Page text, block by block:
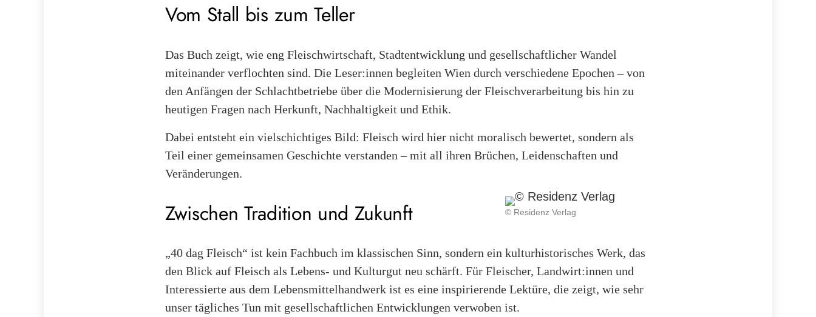
Vom Stall bis zum Teller
Das Buch zeigt, wie eng Fleischwirtschaft, Stadtentwicklung und gesellschaftlicher Wandel
miteinander verflochten sind. Die Leser:innen begleiten Wien durch verschiedene Epochen – von
den Anfängen der Schlachtbetriebe über die Modernisierung der Fleischverarbeitung bis hin zu
heutigen Fragen nach Herkunft, Nachhaltigkeit und Ethik.
Dabei entsteht ein vielschichtiges Bild: Fleisch wird hier nicht moralisch bewertet, sondern als
Teil einer gemeinsamen Geschichte verstanden – mit all ihren Brüchen, Leidenschaften und
Veränderungen.
© Residenz Verlag
Zwischen Tradition und Zukunft
„40 dag Fleisch“ ist kein Fachbuch im klassischen Sinn, sondern ein kulturhistorisches Werk, das
den Blick auf Fleisch als Lebens- und Kulturgut neu schärft. Für Fleischer, Landwirt:innen und
Interessierte aus dem Lebensmittelhandwerk ist es eine inspirierende Lektüre, die zeigt, wie sehr
unser tägliches Tun mit gesellschaftlichen Entwicklungen verwoben ist.